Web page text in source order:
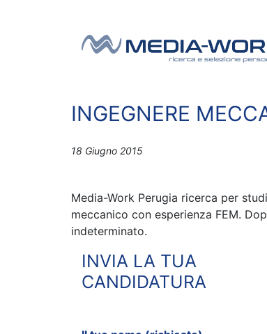
Navigazione principale
INGEGNERE
18 Giugno 2015
Media-Work Perugia ricerca per
meccanico con esperienza FEM.
indeterminato.
INVIA LA TUA
CANDIDATURA